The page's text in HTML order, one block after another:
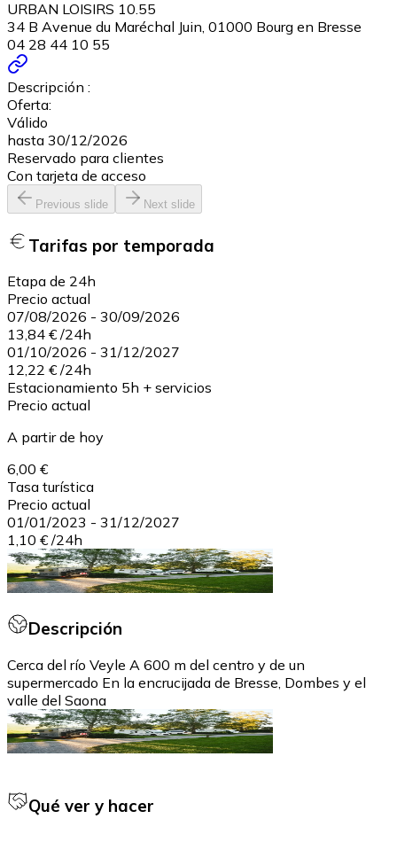
URBAN LOISIRS 10.55
34 B Avenue du Maréchal Juin, 01000 Bourg en Bresse
04 28 44 10 55
Descripción :
Oferta:
Válido
hasta 30/12/2026
Reservado para clientes
Con tarjeta de acceso
Previous slide Next slide
Tarifas por temporada
Etapa de 24h
Precio actual
07/08/2026 - 30/09/2026
13,84 € /24h
01/10/2026 - 31/12/2027
12,22 € /24h
Estacionamiento 5h + servicios
Precio actual
A partir de hoy
6,00 €
Tasa turística
Precio actual
01/01/2023 - 31/12/2027
1,10 € /24h
Descripción
Cerca del río Veyle A 600 m del centro y de un
supermercado En la encrucijada de Bresse, Dombes y el
valle del Saona
Qué ver y hacer